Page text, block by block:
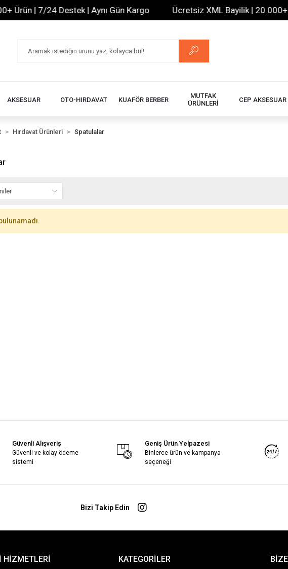
| 7/24 Destek | Aynı Gün Kargo Ücretsiz XML Bayilik | 20.000+
AKSESUAR OTO-HIRDAVAT KUAFÖR BERBER
MUTFAK
ÜRÜNLERİ
CEP AKSESUAR
Hırdavat Ürünleri Spatulalar
Güvenli Alışveriş
Güvenli ve kolay ödeme
sistemi
Geniş Ürün Yelpazesi
Binlerce ürün ve kampanya
seçeneği
Bizi Takip Edin
HİZMETLERİ KATEGORİLER